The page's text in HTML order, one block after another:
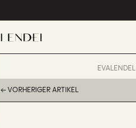
EVALENDEL
← VORHERIGER ARTIKEL